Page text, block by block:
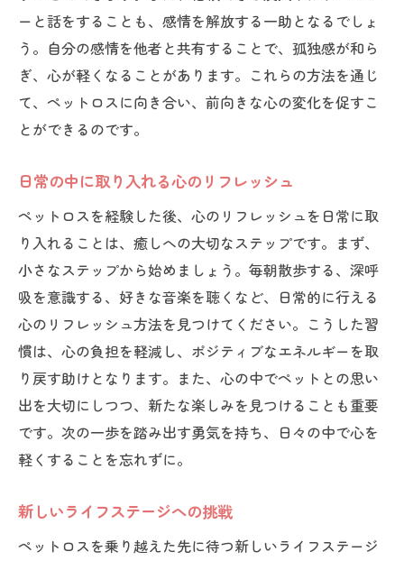
ーと話をすることも、感情を解放する一助となるでしょ
う。自分の感情を他者と共有することで、孤独感が和ら
ぎ、心が軽くなることがあります。これらの方法を通じ
て、ペットロスに向き合い、前向きな心の変化を促すこ
とができるのです。
日常の中に取り入れる心のリフレッシュ
ペットロスを経験した後、心のリフレッシュを日常に取
り入れることは、癒しへの大切なステップです。まず、
小さなステップから始めましょう。毎朝散歩する、深呼
吸を意識する、好きな音楽を聴くなど、日常的に行える
心のリフレッシュ方法を見つけてください。こうした習
慣は、心の負担を軽減し、ポジティブなエネルギーを取
り戻す助けとなります。また、心の中でペットとの思い
出を大切にしつつ、新たな楽しみを見つけることも重要
です。次の一歩を踏み出す勇気を持ち、日々の中で心を
軽くすることを忘れずに。
新しいライフステージへの挑戦
ペットロスを乗り越えた先に待つ新しいライフステージ